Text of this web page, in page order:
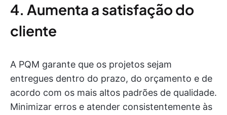
4. Aumenta a satisfação do
cliente
A PQM garante que os projetos sejam
entregues dentro do prazo, do orçamento e de
acordo com os mais altos padrões de qualidade.
Minimizar erros e atender consistentemente às